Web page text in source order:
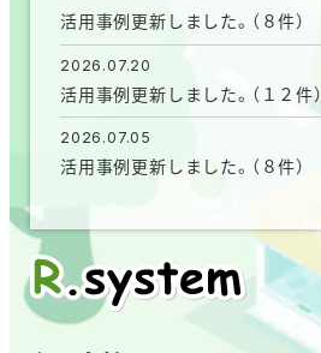
活用事例更新しました。（８件）
2026.07.20
活用事例更新しました。（１２件）
2026.07.05
活用事例更新しました。（８件）